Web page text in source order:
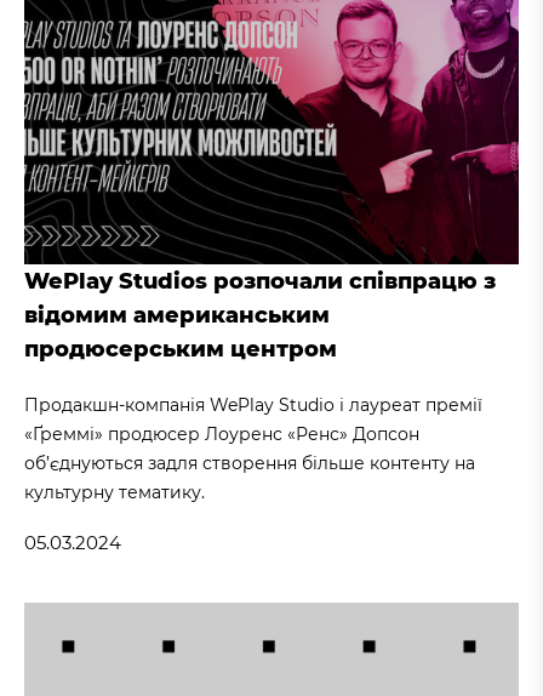
WePlay Studios розпочали співпрацю з
відомим американським
продюсерським центром
Продакшн-компанія WePlay Studio і лауреат премії
«Ґреммі» продюсер Лоуренс «Ренс» Допсон
об’єднуються задля створення більше контенту на
культурну тематику.
05.03.2024